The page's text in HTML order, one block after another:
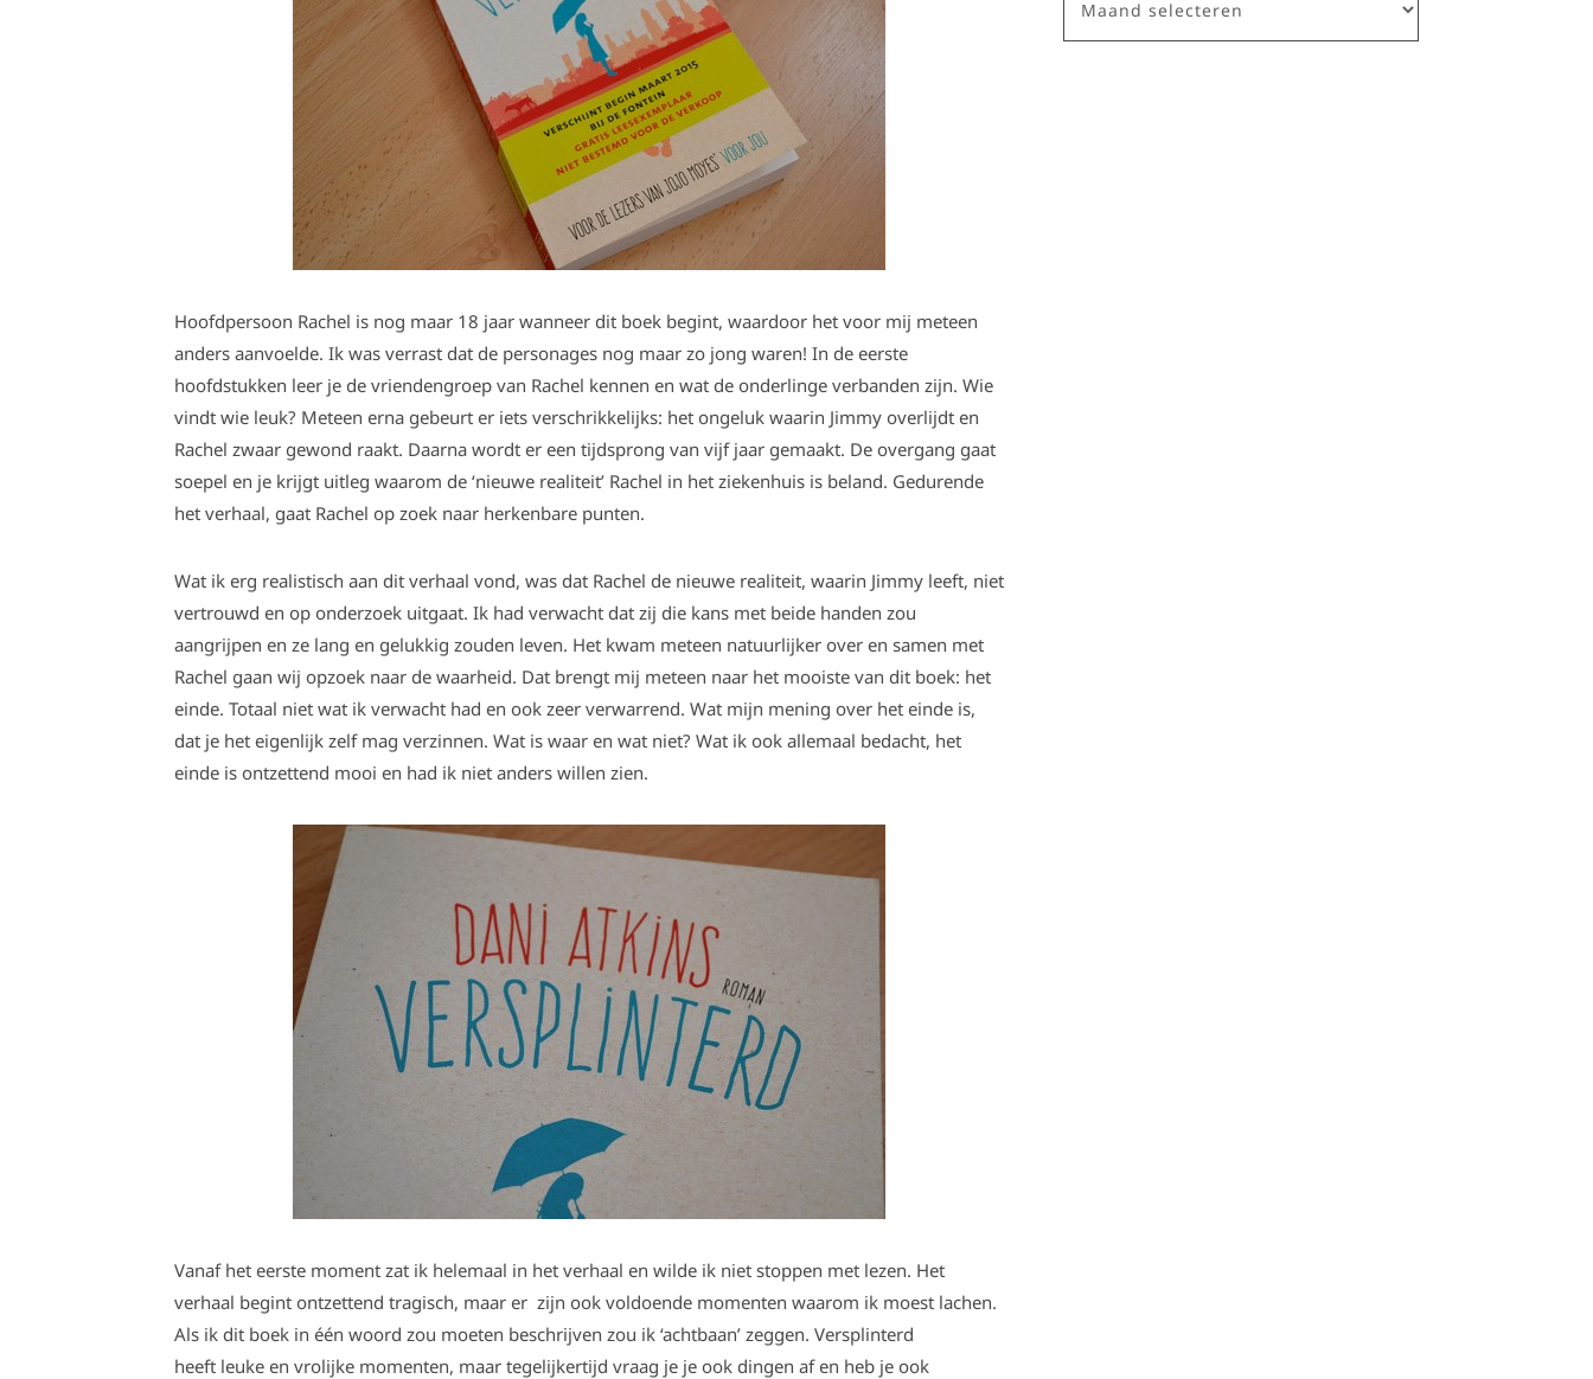
Hoofdpersoon Rachel is nog maar 18 jaar wanneer dit boek begint, waardoor het voor mij meteen
anders aanvoelde. Ik was verrast dat de personages nog maar zo jong waren! In de eerste
hoofdstukken leer je de vriendengroep van Rachel kennen en wat de onderlinge verbanden zijn. Wie
vindt wie leuk? Meteen erna gebeurt er iets verschrikkelijks: het ongeluk waarin Jimmy overlijdt en
Rachel zwaar gewond raakt. Daarna wordt er een tijdsprong van vijf jaar gemaakt. De overgang gaat
soepel en je krijgt uitleg waarom de ‘nieuwe realiteit’ Rachel in het ziekenhuis is beland. Gedurende
het verhaal, gaat Rachel op zoek naar herkenbare punten.
Wat ik erg realistisch aan dit verhaal vond, was dat Rachel de nieuwe realiteit, waarin Jimmy leeft, niet
vertrouwd en op onderzoek uitgaat. Ik had verwacht dat zij die kans met beide handen zou
aangrijpen en ze lang en gelukkig zouden leven. Het kwam meteen natuurlijker over en samen met
Rachel gaan wij opzoek naar de waarheid. Dat brengt mij meteen naar het mooiste van dit boek: het
einde. Totaal niet wat ik verwacht had en ook zeer verwarrend. Wat mijn mening over het einde is,
dat je het eigenlijk zelf mag verzinnen. Wat is waar en wat niet? Wat ik ook allemaal bedacht, het
einde is ontzettend mooi en had ik niet anders willen zien.
Vanaf het eerste moment zat ik helemaal in het verhaal en wilde ik niet stoppen met lezen. Het
verhaal begint ontzettend tragisch, maar er zijn ook voldoende momenten waarom ik moest lachen.
Als ik dit boek in één woord zou moeten beschrijven zou ik ‘achtbaan’ zeggen. Versplinterd
heeft leuke en vrolijke momenten, maar tegelijkertijd vraag je je ook dingen af en heb je ook